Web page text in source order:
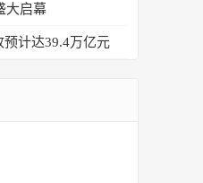
大启幕
计达39.4万亿元